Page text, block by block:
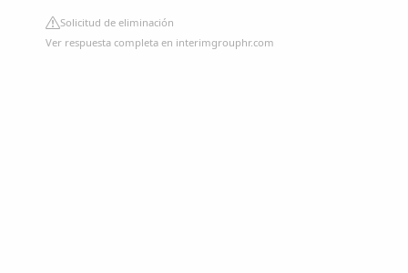
Solicitud de eliminación
Ver respuesta completa en interimgrouphr.com